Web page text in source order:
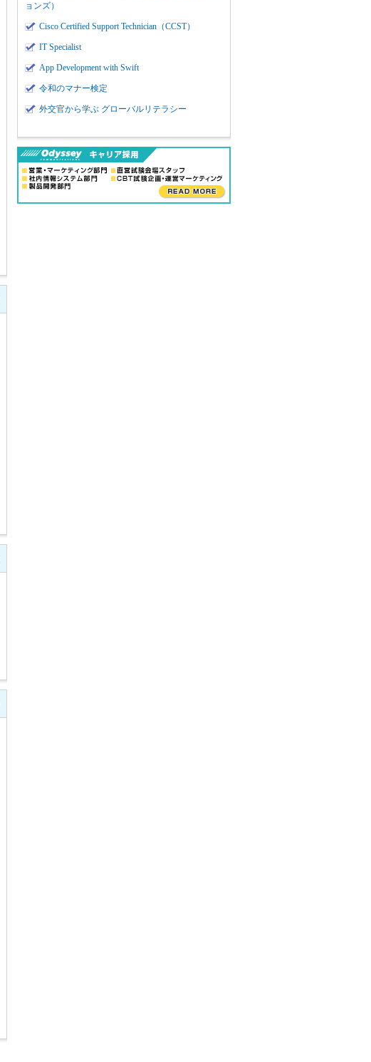
ョンズ）
Cisco Certified Support Technician（CCST）
IT Specialist
App Development with Swift
令和のマナー検定
外交官から学ぶ グローバルリテラシー